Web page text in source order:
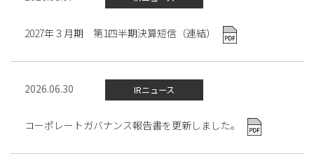
2027年３月期 第1四半期決算短信（連結）
2026.06.30 IRニュース
コーポレートガバナンス報告書を更新しました。